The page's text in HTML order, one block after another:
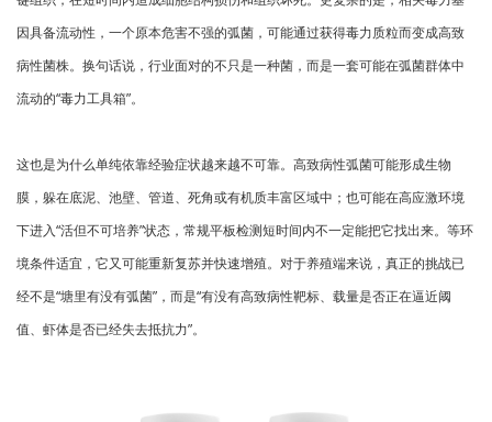
因具备流动性，一个原本危害不强的弧菌，可能通过获得毒力质粒而变成高致
病性菌株。换句话说，行业面对的不只是一种菌，而是一套可能在弧菌群体中
流动的“毒力工具箱”。
这也是为什么单纯依靠经验症状越来越不可靠。高致病性弧菌可能形成生物
膜，躲在底泥、池壁、管道、死角或有机质丰富区域中；也可能在高应激环境
下进入“活但不可培养”状态，常规平板检测短时间内不一定能把它找出来。等环
境条件适宜，它又可能重新复苏并快速增殖。对于养殖端来说，真正的挑战已
经不是“塘里有没有弧菌”，而是“有没有高致病性靶标、载量是否正在逼近阈
值、虾体是否已经失去抵抗力”。